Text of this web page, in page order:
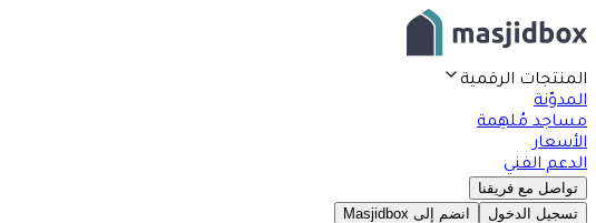
المنتجات الرقمية
المدوّنة
مساجد مُلهِمة
الأسعار
الدعم الفني
تواصل مع فريقنا
تسجيل الدخول
انضم إلى Masjidbox